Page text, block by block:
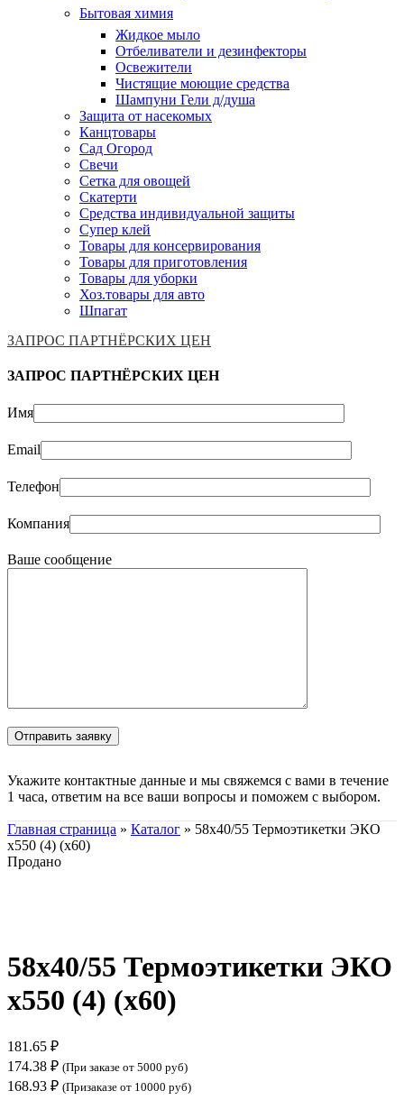
Бытовая химия
Жидкое мыло
Отбеливатели и дезинфекторы
Освежители
Чистящие моющие средства
Шампуни Гели д/душа
Защита от насекомых
Канцтовары
Сад Огород
Свечи
Сетка для овощей
Скатерти
Средства индивидуальной защиты
Супер клей
Товары для консервирования
Товары для приготовления
Товары для уборки
Хоз.товары для авто
Шпагат
ЗАПРОС ПАРТНЁРСКИХ ЦЕН
ЗАПРОС ПАРТНЁРСКИХ ЦЕН
Имя
Email
Телефон
Компания
Ваше сообщение
Укажите контактные данные и мы свяжемся с вами в течение
1 часа, ответим на все ваши вопросы и поможем с выбором.
Главная страница » Каталог » 58х40/55 Термоэтикетки ЭКО
х550 (4) (х60)
Продано
58х40/55 Термоэтикетки ЭКО
х550 (4) (х60)
181.65 ₽
174.38 ₽ (При заказе от 5000 руб)
168.93 ₽ (Призаказе от 10000 руб)